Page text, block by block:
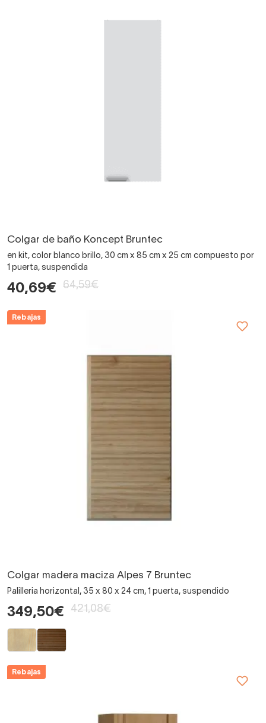
Colgar de baño Koncept Bruntec
en kit, color blanco brillo, 30 cm x 85 cm x 25 cm compuesto por
1 puerta, suspendida
40,69€ 64,59€
Rebajas
Colgar madera maciza Alpes 7 Bruntec
Palilleria horizontal, 35 x 80 x 24 cm, 1 puerta, suspendido
349,50€ 421,08€
Rebajas